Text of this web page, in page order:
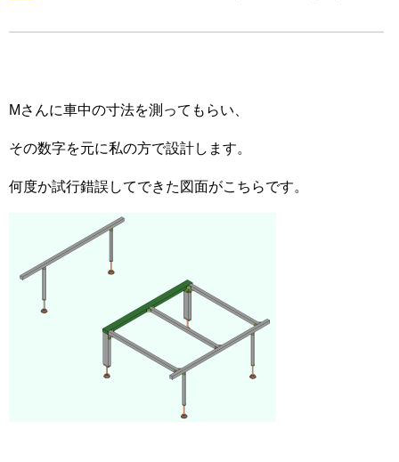
Mさんに車中の寸法を測ってもらい、
その数字を元に私の方で設計します。
何度か試行錯誤してできた図面がこちらです。